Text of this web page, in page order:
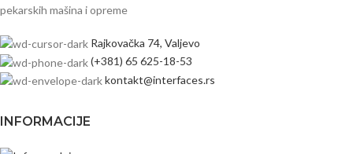
pekarskih mašina i opreme
Rajkovačka 74, Valjevo
(+381) 65 625-18-53
kontakt@interfaces.rs
INFORMACIJE